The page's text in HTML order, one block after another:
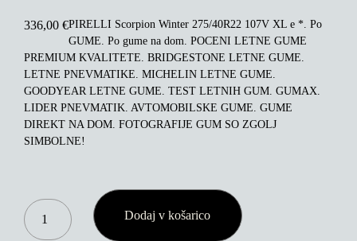
336,00 €PIRELLI Scorpion Winter 275/40R22 107V XL e *. Po
GUME. Po gume na dom. POCENI LETNE GUME
PREMIUM KVALITETE. BRIDGESTONE LETNE GUME.
LETNE PNEVMATIKE. MICHELIN LETNE GUME.
GOODYEAR LETNE GUME. TEST LETNIH GUM. GUMAX.
LIDER PNEVMATIK. AVTOMOBILSKE GUME. GUME
DIREKT NA DOM. FOTOGRAFIJE GUM SO ZGOLJ
SIMBOLNE!
PIRELLI
SCORPION
WINTER
Dodaj v košarico